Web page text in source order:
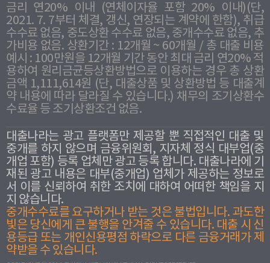
금리 연20% 이내 (연체이자율 포함 20% 이내)(단,
2021. 7. 7부터 체결, 갱신, 연장되는 계약에 한함), 취급
수수료 없음, 중도상환 수수료 없음, 중개수수료 없음, 추
가비용 없음. 상환기간 : 12개월 ~ 60개월 / 총 대출 비용
예시 : 100만원을 12개월 기간 동안 최대 금리 연20% 적
용하여 원리금균등상환방법으로 이용하는 경우 총 상환
금액 1,111,614원 (단, 대출상품 및 상환방법 등 대출계
약 내용에 따라 달라질 수 있습니다.) 채무의 조기상환수
수료율 등 조기상환조건 없음.
대출나라는 광고 플랫폼만 제공할 뿐 직접적인 대출 및
중개를 하지 않으며 금융위원회, 지자체 정식 대부업(중
개업 포함) 등록 업체만 광고 등록 합니다. 대출나라에 기
재된 광고 내용은 대부(중개업) 업체가 제공하는 정보로
서 이를 신뢰하여 취한 조치에 대하여 어떠한 책임을 지
지 않습니다.
중개수수료를 요구하거나 받는 것은 불법입니다. 과도한
빛은 당신에게 큰 불행을 안겨줄 수 있습니다. 대출 시 신
용등급 또는 개인신용평점 하락으로 다른 금융거래가 제
약받을 수 있습니다.